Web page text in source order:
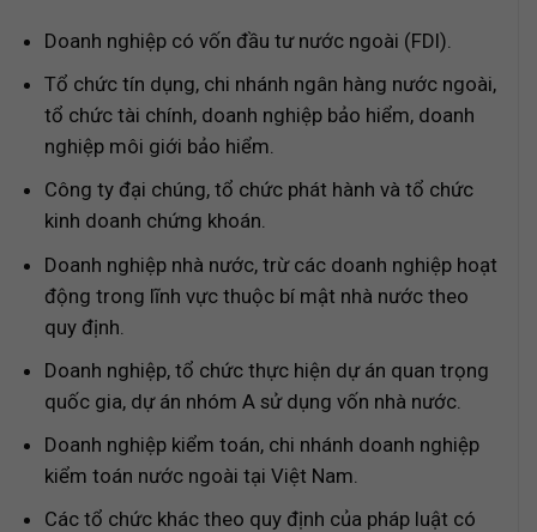
Doanh nghiệp có vốn đầu tư nước ngoài (FDI).
Tổ chức tín dụng, chi nhánh ngân hàng nước ngoài,
tổ chức tài chính, doanh nghiệp bảo hiểm, doanh
nghiệp môi giới bảo hiểm.
Công ty đại chúng, tổ chức phát hành và tổ chức
kinh doanh chứng khoán.
Doanh nghiệp nhà nước, trừ các doanh nghiệp hoạt
động trong lĩnh vực thuộc bí mật nhà nước theo
quy định.
Doanh nghiệp, tổ chức thực hiện dự án quan trọng
quốc gia, dự án nhóm A sử dụng vốn nhà nước.
Doanh nghiệp kiểm toán, chi nhánh doanh nghiệp
kiểm toán nước ngoài tại Việt Nam.
Các tổ chức khác theo quy định của pháp luật có